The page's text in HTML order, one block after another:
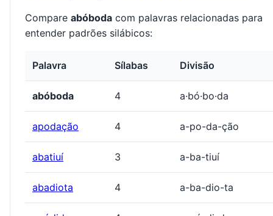
Compare abóboda com palavras relacionadas para
entender padrões silábicos:
Palavra Sílabas Divisão
abóboda 4 a·bó·bo·da
apodação 4 a-po-da-ção
abatiuí 3 a-ba-tiuí
abadiota 4 a-ba-dio-ta